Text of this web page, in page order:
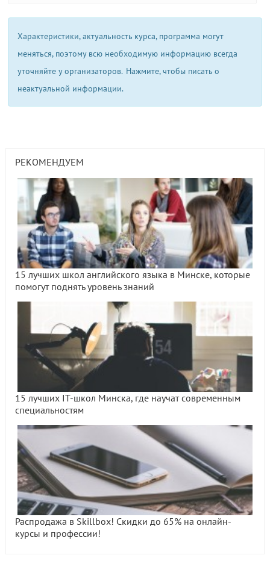
Характеристики, актуальность курса, программа могут
меняться, поэтому всю необходимую информацию всегда
уточняйте у организаторов. Нажмите, чтобы писать о
неактуальной информации.
РЕКОМЕНДУЕМ
15 лучших школ английского языка в Минске, которые
помогут поднять уровень знаний
15 лучших IT-школ Минска, где научат современным
специальностям
Распродажа в Skillbox! Скидки до 65% на онлайн-
курсы и профессии!